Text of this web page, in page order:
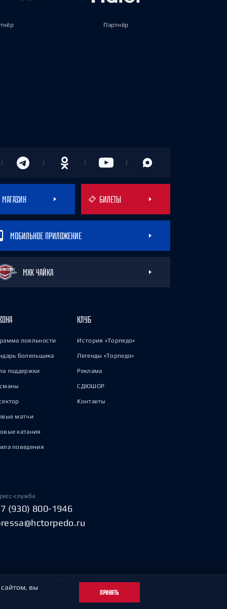
Партнёр
МАГАЗИН БИЛЕТЫ
МОБИЛЬНОЕ ПРИЛОЖЕНИЕ
МХК ЧАЙКА
лояльности
болельщика
поддержки
матчи
катания
поведения
КЛУБ
История «Торпедо»
Легенды «Торпедо»
Реклама
СДЮШОР
Контакты
служба
(930) 800-1946
сайтом, вы
ПРИНЯТЬ